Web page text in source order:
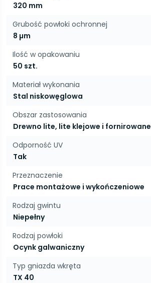
320 mm
Grubość powłoki ochronnej
8 µm
Ilość w opakowaniu
50 szt.
Materiał wykonania
Stal niskowęglowa
Obszar zastosowania
Drewno lite, lite klejowe i fornirowane
Odporność UV
Tak
Przeznaczenie
Prace montażowe i wykończeniowe
Rodzaj gwintu
Niepełny
Rodzaj powłoki
Ocynk galwaniczny
Typ gniazda wkręta
TX 40